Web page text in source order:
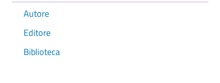
Autore
Editore
Biblioteca